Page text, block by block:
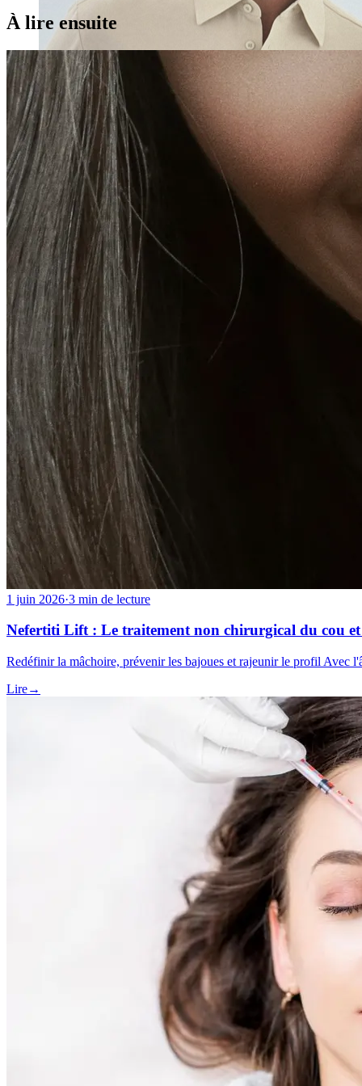
Traitement Emsella pour l’incontinence à Montréal
Voir tous les traitements
→
Les traitements estompés ne sont pas offerts à Monkland
Promotions
Blogue
Contact
Plus
À propos
Adhésions
Cartes-cadeaux
Mentions légales
Monkland
en
fr
Prendre rendez-vous→
À lire ensuite
1 juin 2026·3 min de lecture
Nefertiti Lift : Le traitement non chirurgical du cou
Redéfinir la mâchoire, prévenir les bajoues et rajeunir le profil Avec
Lire→